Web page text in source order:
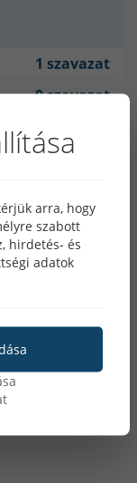
1 szavazat
0 szavazat
0 szavazat
0 szavazat
2024.11.21.
arra, hogy
szabott
hirdetés- és
adatok